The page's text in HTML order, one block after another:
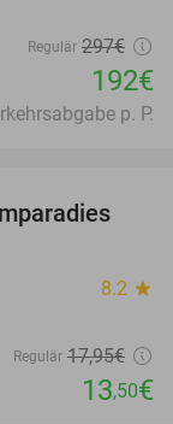
Regulär 297€
192€
p. P.
25%
8.2 star
Regulär 17,95€
13,50€